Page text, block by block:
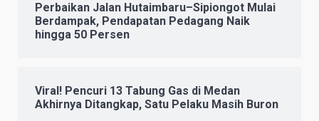
Perbaikan Jalan Hutaimbaru–Sipiongot Mulai
Berdampak, Pendapatan Pedagang Naik
hingga 50 Persen
Viral! Pencuri 13 Tabung Gas di Medan
Akhirnya Ditangkap, Satu Pelaku Masih Buron